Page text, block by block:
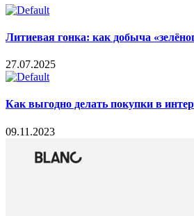
Литиевая гонка: как добыча
27.07.2025
Как выгодно делать покупки в
09.11.2023